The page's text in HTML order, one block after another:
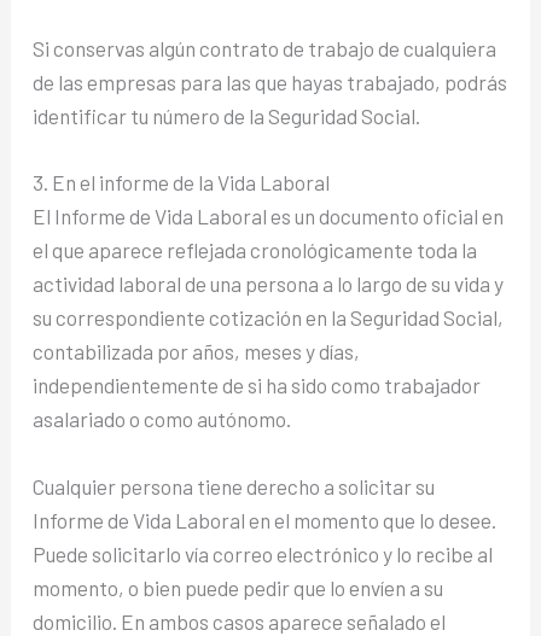
Si conservas algún contrato de trabajo de cualquiera
de las empresas para las que hayas trabajado, podrás
identificar tu número de la Seguridad Social.
3. En el informe de la Vida Laboral
El Informe de Vida Laboral es un documento oficial en
el que aparece reflejada cronológicamente toda la
actividad laboral de una persona a lo largo de su vida y
su correspondiente cotización en la Seguridad Social,
contabilizada por años, meses y días,
independientemente de si ha sido como trabajador
asalariado o como autónomo.
Cualquier persona tiene derecho a solicitar su
Informe de Vida Laboral en el momento que lo desee.
Puede solicitarlo vía correo electrónico y lo recibe al
momento, o bien puede pedir que lo envíen a su
domicilio. En ambos casos aparece señalado el